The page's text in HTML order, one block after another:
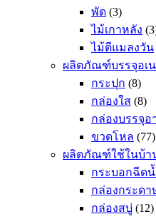
พัด (3)
ไม้เกาหลัง
ไม้ตีแมลงวัน
ผลิตภัณฑ์บรรจุอเ
กระปุก (8)
กล่องใส (8)
กล่องบรรจุอ
ขวดโหล (77)
ผลิตภัณฑ์ใช้ในบ้า
กระบอกฉีดน้
กล่องกระด
กล่องสบู่ (12)